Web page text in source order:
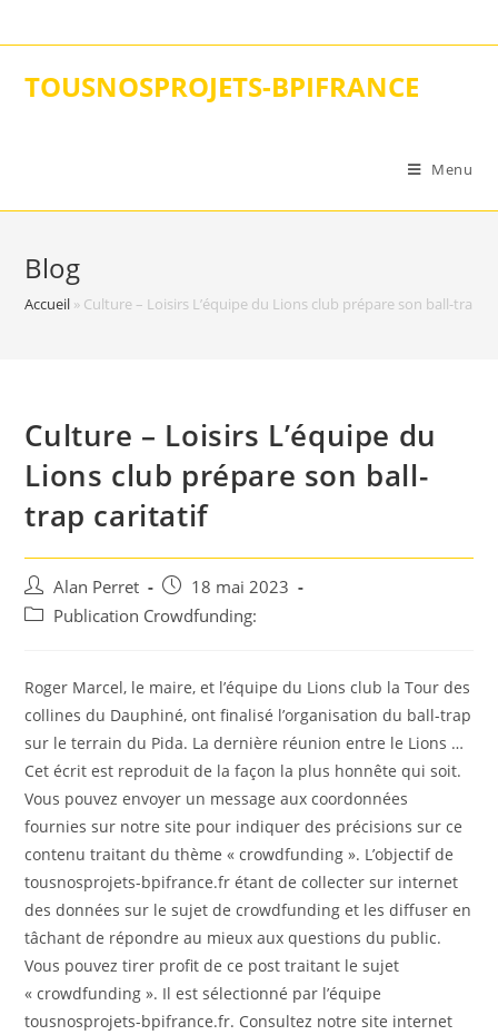
to
TOUSNOSPROJETS-BPIFRANCE
Menu
Blog
Accueil » Culture – Loisirs L’équipe du Lions club prépare son ball-trap
Culture – Loisirs L’équipe du
Lions club prépare son ball-
trap caritatif
Auteur/autrice
de
Alan Perret
Post
published:
18 mai 2023
PostPublication Crowdfunding:
Roger Marcel, le maire, et l’équipe du Lions club la Tour des
collines du Dauphiné, ont finalisé l’organisation du ball-trap
sur le terrain du Pida. La dernière réunion entre le Lions …
Cet écrit est reproduit de la façon la plus honnête qui soit.
Vous pouvez envoyer un message aux coordonnées
fournies sur notre site pour indiquer des précisions sur ce
contenu traitant du thème « crowdfunding ». L’objectif de
tousnosprojets-bpifrance.fr étant de collecter sur internet
des données sur le sujet de crowdfunding et les diffuser en
tâchant de répondre au mieux aux questions du public.
Vous pouvez tirer profit de ce post traitant le sujet
« crowdfunding ». Il est sélectionné par l’équipe
tousnosprojets-bpifrance.fr. Consultez notre site internet